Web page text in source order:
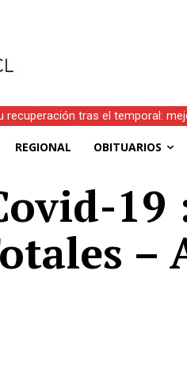
recuperación tras el temporal:
REGIONAL OBITUARIOS
–